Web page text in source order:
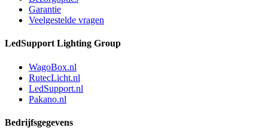
Garantie
Veelgestelde vragen
LedSupport Lighting Group
WagoBox.nl
RutecLicht.nl
LedSupport.nl
Pakano.nl
Bedrijfsgegevens